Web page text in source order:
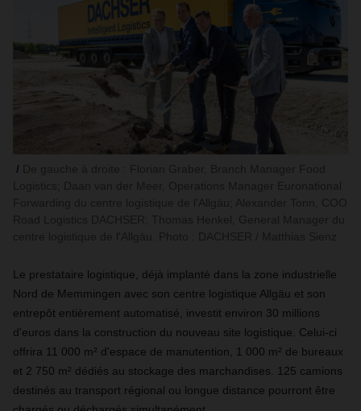
Le prestataire logistique, déjà implanté dans la zone industrielle
Nord de Memmingen avec son centre logistique Allgäu et son
entrepôt entièrement automatisé, investit environ 30 millions
d'euros dans la construction du nouveau site logistique. Celui-ci
offrira 11 000 m² d'espace de manutention, 1 000 m² de bureaux
et 2 750 m² dédiés au stockage des marchandises. 125 camions
destinés au transport régional ou longue distance pourront être